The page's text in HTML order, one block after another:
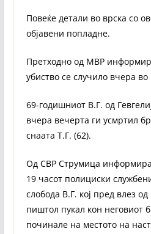
Повеќе детали во врска со
објавени попладне.
Претходно од МВР
убиство се случило вчера во
69-годишниот В.Г. од
вчера вечерта ги усмртил
снаата Т.Г. (62).
Од СВР Струмица
19 часот полициски
слобода В.Г. кој пред влез од
пиштол пукал кон неговиот
починале на местото на